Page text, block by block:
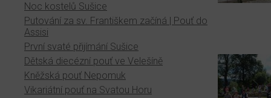
Noc kostelů Sušice
Putování za sv. Františkem začíná | Pouť do
Assisi
První svaté přijímání Sušice
Dětská diecézní pouť ve Velešíně
Kněžská pouť Nepomuk
Vikariátní pouť na Svatou Horu